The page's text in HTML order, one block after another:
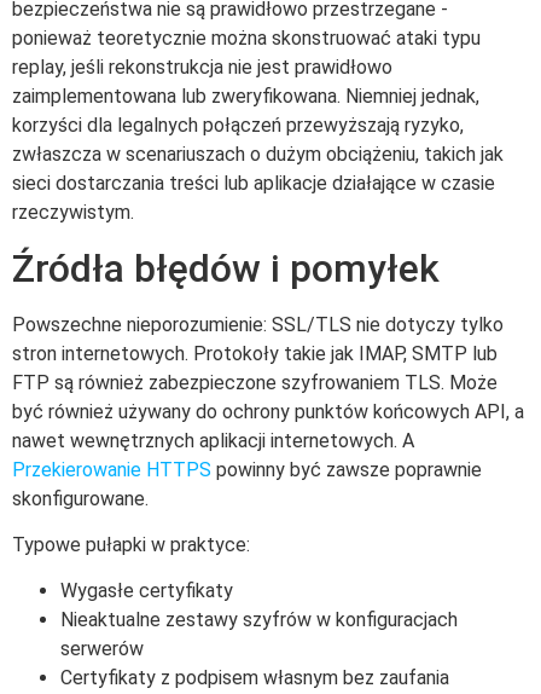
bezpieczeństwa nie są prawidłowo przestrzegane -
ponieważ teoretycznie można skonstruować ataki typu
replay, jeśli rekonstrukcja nie jest prawidłowo
zaimplementowana lub zweryfikowana. Niemniej jednak,
korzyści dla legalnych połączeń przewyższają ryzyko,
zwłaszcza w scenariuszach o dużym obciążeniu, takich jak
sieci dostarczania treści lub aplikacje działające w czasie
rzeczywistym.
Źródła błędów i pomyłek
Powszechne nieporozumienie: SSL/TLS nie dotyczy tylko
stron internetowych. Protokoły takie jak IMAP, SMTP lub
FTP są również zabezpieczone szyfrowaniem TLS. Może
być również używany do ochrony punktów końcowych API, a
nawet wewnętrznych aplikacji internetowych. A
Przekierowanie HTTPS powinny być zawsze poprawnie
skonfigurowane.
Typowe pułapki w praktyce:
Wygasłe certyfikaty
Nieaktualne zestawy szyfrów w konfiguracjach
serwerów
Certyfikaty z podpisem własnym bez zaufania